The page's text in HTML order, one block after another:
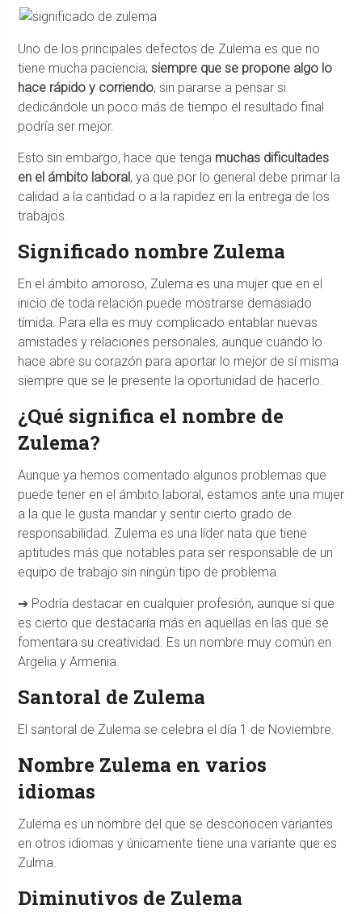
Uno de los principales defectos de Zulema es que no
tiene mucha paciencia; siempre que se propone algo lo
hace rápido y corriendo, sin pararse a pensar si
dedicándole un poco más de tiempo el resultado final
podría ser mejor.
Esto sin embargo, hace que tenga muchas dificultades
en el ámbito laboral, ya que por lo general debe primar la
calidad a la cantidad o a la rapidez en la entrega de los
trabajos.
Significado nombre Zulema
En el ámbito amoroso, Zulema es una mujer que en el
inicio de toda relación puede mostrarse demasiado
tímida. Para ella es muy complicado entablar nuevas
amistades y relaciones personales, aunque cuando lo
hace abre su corazón para aportar lo mejor de sí misma
siempre que se le presente la oportunidad de hacerlo.
¿Qué significa el nombre de
Zulema?
Aunque ya hemos comentado algunos problemas que
puede tener en el ámbito laboral, estamos ante una mujer
a la que le gusta mandar y sentir cierto grado de
responsabilidad. Zulema es una líder nata que tiene
aptitudes más que notables para ser responsable de un
equipo de trabajo sin ningún tipo de problema.
➔ Podría destacar en cualquier profesión, aunque sí que
es cierto que destacaría más en aquellas en las que se
fomentara su creatividad. Es un nombre muy común en
Argelia y Armenia.
Santoral de Zulema
El santoral de Zulema se celebra el día 1 de Noviembre.
Nombre Zulema en varios
idiomas
Zulema es un nombre del que se desconocen variantes
en otros idiomas y únicamente tiene una variante que es
Zulma.
Diminutivos de Zulema